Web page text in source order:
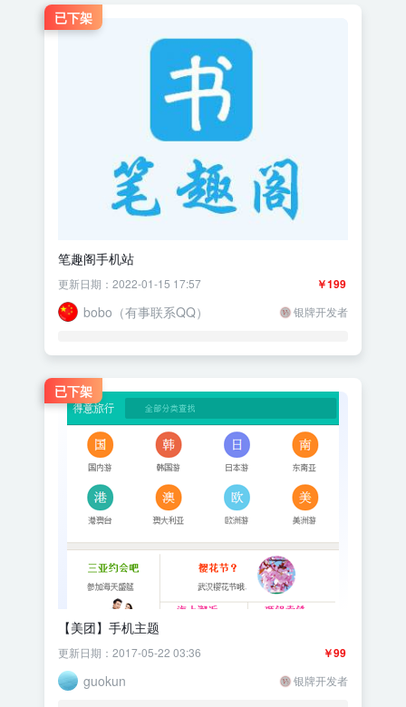
已下架
笔趣阁手机站
￥199
更新日期：2022-01-15 17:57
bobo（有事联系QQ） 银牌开发者
已下架
【美团】手机主题
￥99
更新日期：2017-05-22 03:36
guokun 银牌开发者